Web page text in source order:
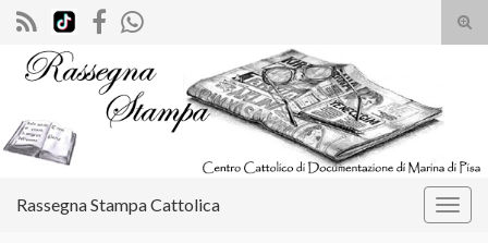
il
Search for:
Rassegna Stampa Cattolica